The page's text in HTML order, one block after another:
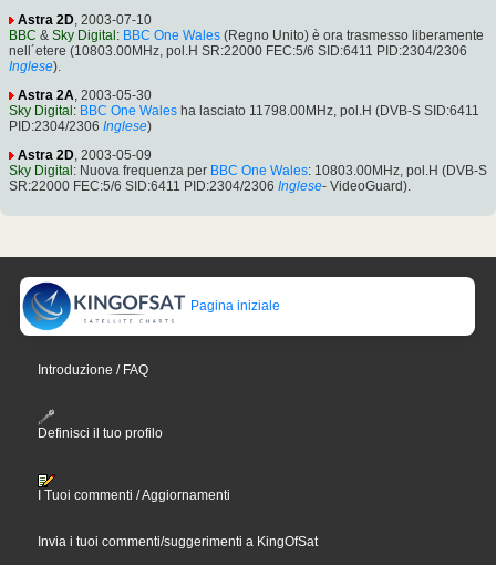
Astra 2D , 2003-07-10
BBC & Sky Digital: BBC One Wales (Regno Unito) è ora trasmesso liberamente
nell´etere (10803.00MHz, pol.H SR:22000 FEC:5/6 SID:6411 PID:2304/2306
Inglese).
Astra 2A , 2003-05-30
Sky Digital: BBC One Wales ha lasciato 11798.00MHz, pol.H (DVB-S SID:6411
PID:2304/2306 Inglese)
Astra 2D , 2003-05-09
Sky Digital: Nuova frequenza per BBC One Wales: 10803.00MHz, pol.H (DVB-S
SR:22000 FEC:5/6 SID:6411 PID:2304/2306 Inglese- VideoGuard).
Pagina iniziale
Introduzione / FAQ
Definisci il tuo profilo
I Tuoi commenti / Aggiornamenti
Invia i tuoi commenti/suggerimenti a KingOfSat